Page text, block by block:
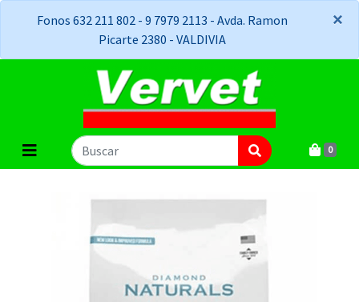
Fonos 632 211 802 - 9 7979 2113 - Avda. Ramon
Picarte 2380 - VALDIVIA
×
×
0